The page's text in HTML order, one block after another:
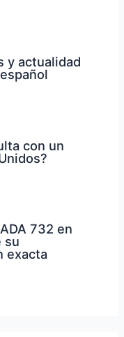
y actualidad
con un
732 en
su
exacta